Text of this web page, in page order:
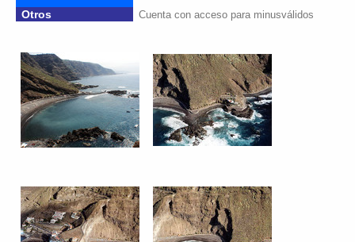
Otros Cuenta con acceso para minusválidos